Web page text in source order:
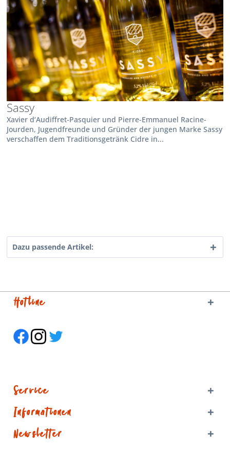
Sassy
Xavier d‘Audiffret-Pasquier und Pierre-Emmanuel Racine-
Jourden, Jugendfreunde und Gründer der jungen Marke Sassy
verschaffen dem Traditionsgetränk Cidre in...
Dazu passende Artikel:
Hotline
Service
Informationen
Newsletter